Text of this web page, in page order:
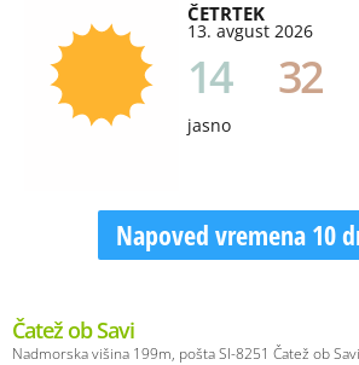
ČETRTEK
13. avgust 2026
14 32
jasno
Napoved vremena 10
Čatež ob Savi
Nadmorska višina 199m, pošta SI-8251 Čatež ob Savi